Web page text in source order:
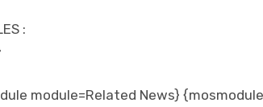
:
module=Related News}